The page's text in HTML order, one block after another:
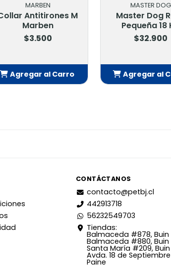
MARBEN
Antitirones M
Marben
$3.500
Agregar al Carro
MASTER DOG
Master Dog
Pequeña 18
$32.900
Agregar al
CONTÁCTANOS
contacto@petbj.cl
442913718
56232549703
Tiendas:
Balmaceda #878, Buin
Balmaceda #880, Buin
Santa María #209, Buin
Avda. 18 de
Paine